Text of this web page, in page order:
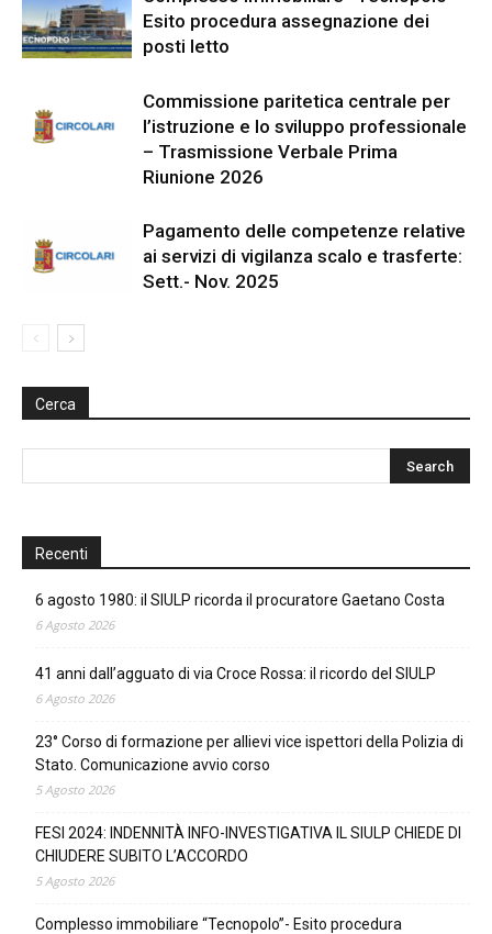
Esito procedura assegnazione dei
posti letto
Commissione paritetica centrale per
l’istruzione e lo sviluppo professionale
– Trasmissione Verbale Prima
Riunione 2026
Pagamento delle competenze relative
ai servizi di vigilanza scalo e trasferte:
Sett.- Nov. 2025
Cerca
Recenti
6 agosto 1980: il SIULP ricorda il procuratore Gaetano Costa
6 Agosto 2026
41 anni dall’agguato di via Croce Rossa: il ricordo del SIULP
6 Agosto 2026
23° Corso di formazione per allievi vice ispettori della Polizia di
Stato. Comunicazione avvio corso
5 Agosto 2026
FESI 2024: INDENNITÀ INFO-INVESTIGATIVA IL SIULP CHIEDE DI
CHIUDERE SUBITO L’ACCORDO
5 Agosto 2026
Complesso immobiliare “Tecnopolo”- Esito procedura